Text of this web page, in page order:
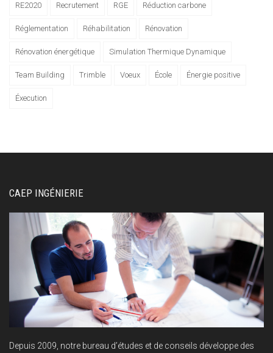
RE2020 Recrutement RGE Réduction carbone
Réglementation Réhabilitation Rénovation
Rénovation énergétique Simulation Thermique Dynamique
Team Building Trimble Voeux École Énergie positive
Éxecution
CAEP INGÉNIERIE
Depuis 2009, notre bureau d’études et de conseils développe des